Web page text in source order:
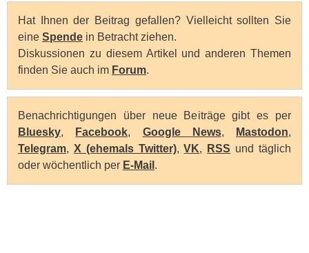
Hat Ihnen der Beitrag gefallen? Vielleicht sollten Sie
eine Spende in Betracht ziehen.
Diskussionen zu diesem Artikel und anderen Themen
finden Sie auch im Forum.
Benachrichtigungen über neue Beiträge gibt es per
Bluesky, Facebook, Google News, Mastodon,
Telegram, X (ehemals Twitter),VK, RSS und täglich
oder wöchentlich per E-Mail .